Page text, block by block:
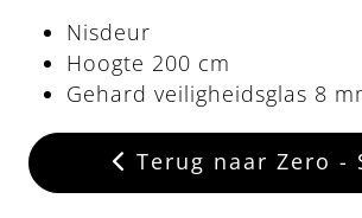
Nisdeur
Hoogte 200 cm
Gehard veiligheidsglas 8
Terug naar Zero -